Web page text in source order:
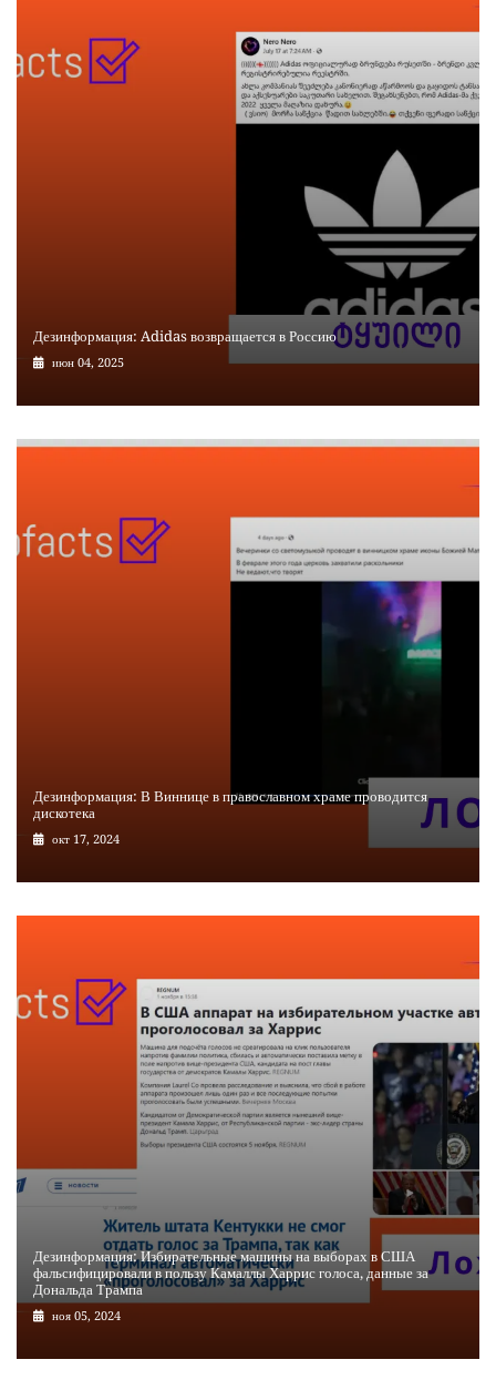
Дезинформация: Adidas возвращается в Россию
июн 04, 2025
Дезинформация: В Виннице в православном храме проводится
дискотека
окт 17, 2024
Дезинформация: Избирательные машины на выборах в США
фальсифицировали в пользу Камаллы Харрис голоса, данные за
Дональда Трампа
ноя 05, 2024